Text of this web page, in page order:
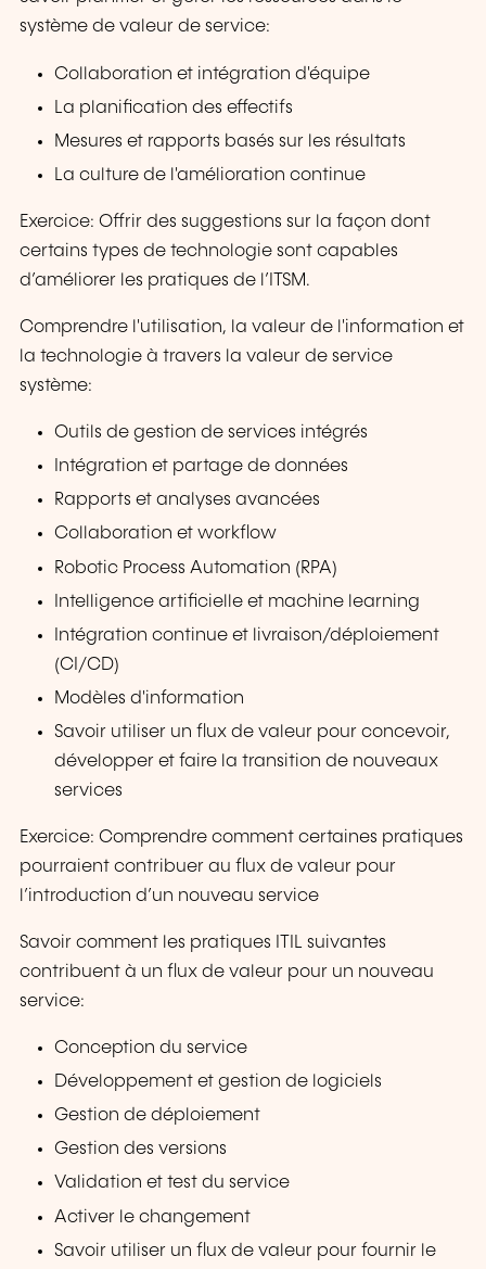
système de valeur de service:
Collaboration et intégration d'équipe
La planification des effectifs
Mesures et rapports basés sur les résultats
La culture de l'amélioration continue
Exercice: Offrir des suggestions sur la façon dont
certains types de technologie sont capables
d’améliorer les pratiques de l’ITSM.
Comprendre l'utilisation, la valeur de l'information et
la technologie à travers la valeur de service
système:
Outils de gestion de services intégrés
Intégration et partage de données
Rapports et analyses avancées
Collaboration et workflow
Robotic Process Automation (RPA)
Intelligence artificielle et machine learning
Intégration continue et livraison/déploiement
(CI/CD)
Modèles d'information
Savoir utiliser un flux de valeur pour concevoir,
développer et faire la transition de nouveaux
services
Exercice: Comprendre comment certaines pratiques
pourraient contribuer au flux de valeur pour
l’introduction d’un nouveau service
Savoir comment les pratiques ITIL suivantes
contribuent à un flux de valeur pour un nouveau
service:
Conception du service
Développement et gestion de logiciels
Gestion de déploiement
Gestion des versions
Validation et test du service
Activer le changement
Savoir utiliser un flux de valeur pour fournir le